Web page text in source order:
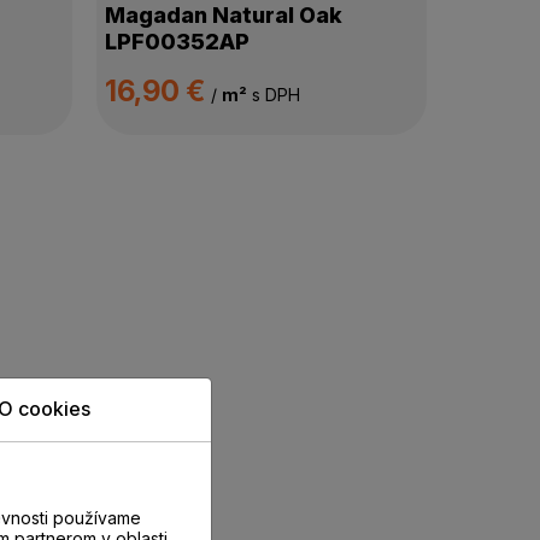
Magadan Natural Oak
LPF00352AP
16,90 € / m² s DPH
O cookies
používame